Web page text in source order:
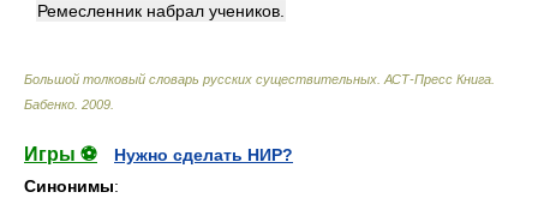
Ремесленник набрал учеников.
Большой толковый словарь русских существительных. АСТ-Пресс Книга
Бабенко 2009
Игры ⚽
Нужно сделать НИР?
Синонимы: